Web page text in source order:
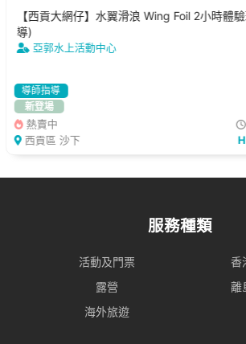
【西貢大網仔】水翼滑浪 Wing Foil 2小時體
導)
亞郭水上活動中心
導師指導
新登場
熱賣中
西貢區 沙下
服務種類
活動及門票
香
露營
離
海外旅遊